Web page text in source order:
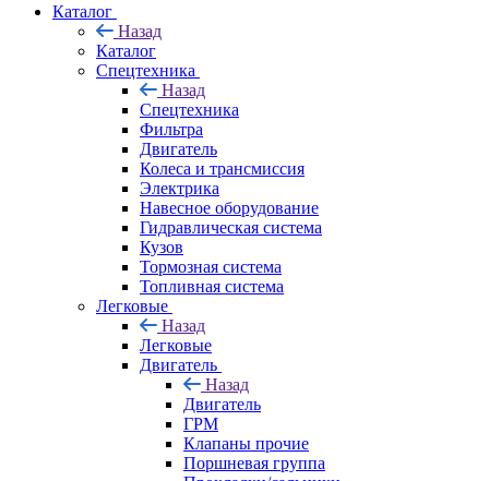
Каталог
Назад
Каталог
Спецтехника
Назад
Спецтехника
Фильтра
Двигатель
Колеса и трансмиссия
Электрика
Навесное оборудование
Гидравлическая система
Кузов
Тормозная система
Топливная система
Легковые
Назад
Легковые
Двигатель
Назад
Двигатель
ГРМ
Клапаны прочие
Поршневая группа